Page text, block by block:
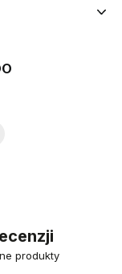
produkty